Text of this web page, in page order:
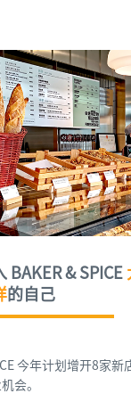
BAKER & SPICE
的自己
今年计划增开8家新
会。